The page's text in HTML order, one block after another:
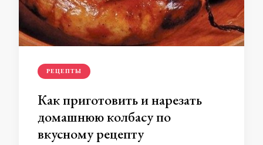
РЕЦЕПТЫ
Как приготовить и нарезать
домашнюю колбасу по
вкусному рецепту